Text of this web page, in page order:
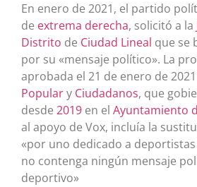
En enero de 2021, el partido
de extrema derecha, solicitó a la
Distrito de Ciudad Lineal que se
por su «mensaje político».​ La
aprobada el 21 de enero de
Populary Ciudadanos, que
desde 2019 en el Ayuntamiento
al apoyo de Vox, incluía la
«por uno dedicado a
no contenga ningún mensaje
deportivo»​